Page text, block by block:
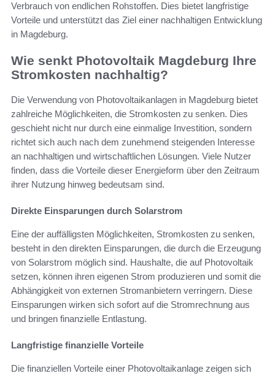
Verbrauch von endlichen Rohstoffen. Dies bietet langfristige
Vorteile und unterstützt das Ziel einer nachhaltigen Entwicklung
in Magdeburg.
Wie senkt Photovoltaik Magdeburg Ihre
Stromkosten nachhaltig?
Die Verwendung von Photovoltaikanlagen in Magdeburg bietet
zahlreiche Möglichkeiten, die Stromkosten zu senken. Dies
geschieht nicht nur durch eine einmalige Investition, sondern
richtet sich auch nach dem zunehmend steigenden Interesse
an nachhaltigen und wirtschaftlichen Lösungen. Viele Nutzer
finden, dass die Vorteile dieser Energieform über den Zeitraum
ihrer Nutzung hinweg bedeutsam sind.
Direkte Einsparungen durch Solarstrom
Eine der auffälligsten Möglichkeiten, Stromkosten zu senken,
besteht in den direkten Einsparungen, die durch die Erzeugung
von Solarstrom möglich sind. Haushalte, die auf Photovoltaik
setzen, können ihren eigenen Strom produzieren und somit die
Abhängigkeit von externen Stromanbietern verringern. Diese
Einsparungen wirken sich sofort auf die Stromrechnung aus
und bringen finanzielle Entlastung.
Langfristige finanzielle Vorteile
Die finanziellen Vorteile einer Photovoltaikanlage zeigen sich